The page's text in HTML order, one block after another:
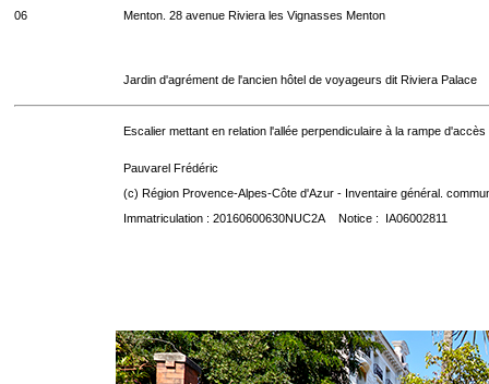
06 Menton. 28 avenue Riviera les Vignasses Menton
Jardin d'agrément de l'ancien hôtel de voyageurs dit Riviera Palace
Escalier mettant en relation l'allée perpendiculaire à la rampe
Pauvarel Frédéric
(c) Région Provence-Alpes-Côte d'Azur - Inventaire général.
Immatriculation : 20160600630NUC2A Notice : IA06002811